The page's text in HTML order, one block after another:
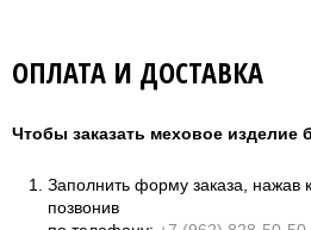
ОПЛАТА И ДОСТАВКА
Чтобы заказать меховое изделие
Заполнить форму заказа, нажав
позвонив